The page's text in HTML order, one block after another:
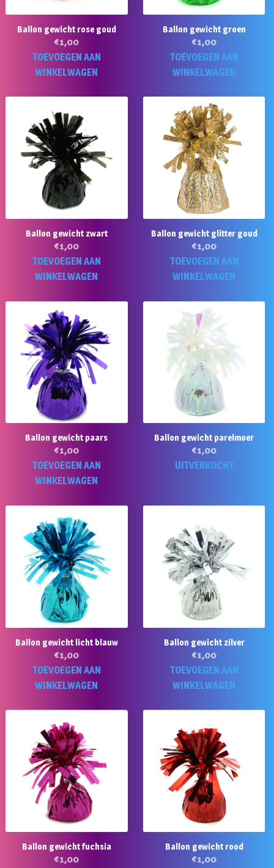
Ballon gewicht rose goud
€1,00
TOEVOEGEN AAN
WINKELWAGEN
Ballon gewicht groen
€1,00
TOEVOEGEN AAN
WINKELWAGEN
Ballon gewicht zwart
€1,00
TOEVOEGEN AAN
WINKELWAGEN
Ballon gewicht glitter goud
€1,00
TOEVOEGEN AAN
WINKELWAGEN
Ballon gewicht paars
€1,00
TOEVOEGEN AAN
WINKELWAGEN
Ballon gewicht parelmoer
€1,00
UITVERKOCHT
Ballon gewicht licht blauw
€1,00
TOEVOEGEN AAN
WINKELWAGEN
Ballon gewicht zilver
€1,00
TOEVOEGEN AAN
WINKELWAGEN
Ballon gewicht fuchsia
€1,00
Ballon gewicht rood
€1,00